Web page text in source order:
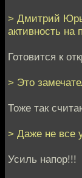
> Дмитрий
активность на
Готовится к
> Это
Тоже так
> Даже не все
Усиль напор!!!